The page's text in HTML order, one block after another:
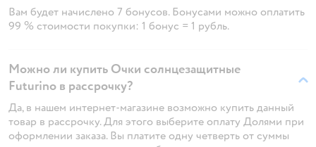
Вам будет начислено 7 бонусов. Бонусами можно оплатить
99 % стоимости покупки: 1 бонус = 1 рубль.
Можно ли купить Очки солнцезащитные
Futurino в рассрочку?
Да, в нашем интернет-магазине возможно купить данный
товар в рассрочку. Для этого выберите оплату Долями при
оформлении заказа. Вы платите одну четверть от суммы